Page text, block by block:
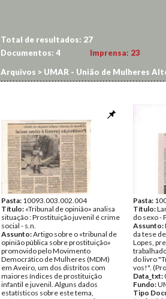
Total de resultados: 27
Documentos: 4 Imprensa: 23
Arquivos > UMAR - União de Mulheres
Pasta: 10093.003.002.004
Título: «Tribunal de opinião» analisa
situação : Prostituição juvenil é crime
social - s.n.
Assunto:Artigo sobre o «tribunal de
opinião pública sobre prostituição»
promovido pelo Movimento
Democrático de Mulheres (MDM)
em Aveiro, um dos distritos com
maiores índices de prostituição
infantil e juvenil. Alguns dados
estatísticos sobre este tema,
Pasta:
Título:
do sexo -
Assunto:
da tese
Lopes,
do livro
vos!".
Data_txt:
Fundo:
Tipo